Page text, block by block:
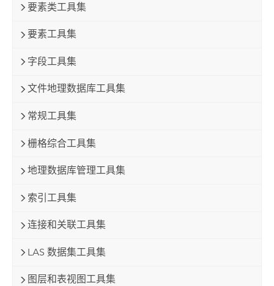
要素类工具集
要素工具集
字段工具集
文件地理数据库工具集
常规工具集
栅格综合工具集
地理数据库管理工具集
索引工具集
连接和关联工具集
LAS 数据集工具集
图层和表视图工具集